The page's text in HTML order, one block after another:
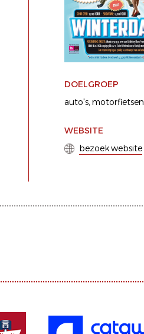
DOELGROEP
auto's motorfietsen
WEBSITE
bezoek website